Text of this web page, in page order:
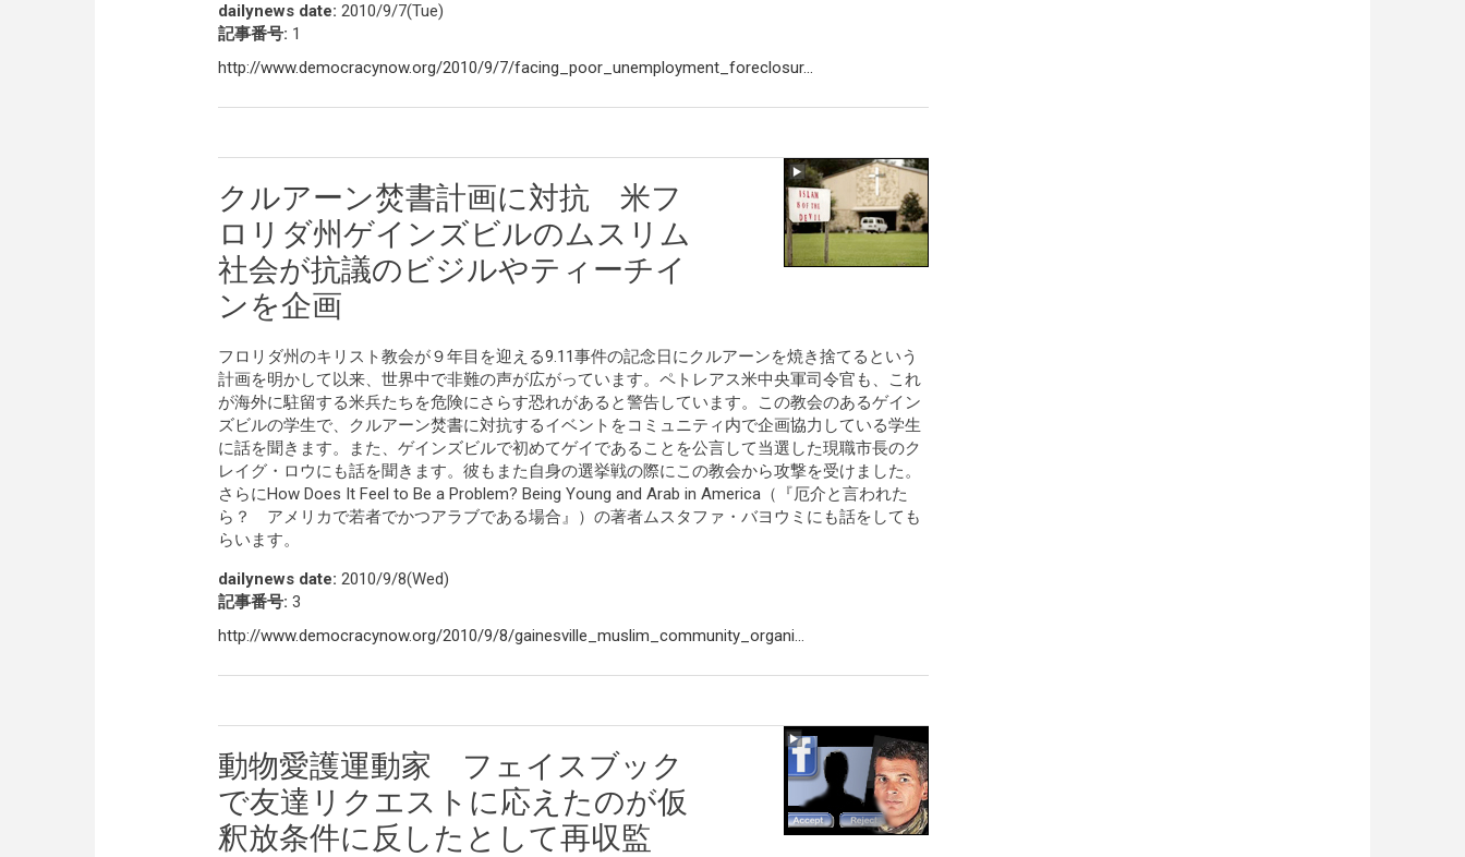
dailynews date: 2010/9/7(Tue)
記事番号: 1
http://www.democracynow.org/2010/9/7/facing_poor_unemployment_foreclosur...
クルアーン焚書計画に対抗 米フ
ロリダ州ゲインズビルのムスリム
社会が抗議のビジルやティーチイ
ンを企画
フロリダ州のキリスト教会が９年目を迎える9.11事件の記念日にクルアーンを焼き捨てるという
計画を明かして以来、世界中で非難の声が広がっています。ペトレアス米中央軍司令官も、これ
が海外に駐留する米兵たちを危険にさらす恐れがあると警告しています。この教会のあるゲイン
ズビルの学生で、クルアーン焚書に対抗するイベントをコミュニティ内で企画協力している学生
に話を聞きます。また、ゲインズビルで初めてゲイであることを公言して当選した現職市長のク
レイグ・ロウにも話を聞きます。彼もまた自身の選挙戦の際にこの教会から攻撃を受けました。
さらにHow Does It Feel to Be a Problem? Being Young and Arab in America（『厄介と言われた
ら？ アメリカで若者でかつアラブである場合』）の著者ムスタファ・バヨウミにも話をしても
らいます。
dailynews date: 2010/9/8(Wed)
記事番号: 3
http://www.democracynow.org/2010/9/8/gainesville_muslim_community_organi...
動物愛護運動家 フェイスブック
で友達リクエストに応えたのが仮
釈放条件に反したとして再収監